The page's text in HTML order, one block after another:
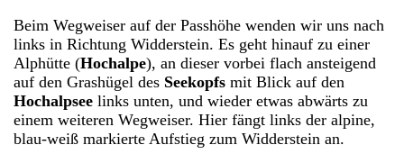
Beim Wegweiser auf der Passhöhe wenden wir uns nach
links in Richtung Widderstein. Es geht hinauf zu einer
Alphütte (Hochalpe), an dieser vorbei flach ansteigend
auf den Grashügel des Seekopfs mit Blick auf den
Hochalpsee links unten, und wieder etwas abwärts zu
einem weiteren Wegweiser. Hier fängt links der alpine,
blau-weiß markierte Aufstieg zum Widderstein an.